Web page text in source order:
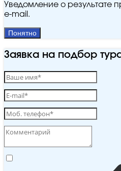
Уведомление о результате
e‑mail.
Понятно
Заявка на подбор